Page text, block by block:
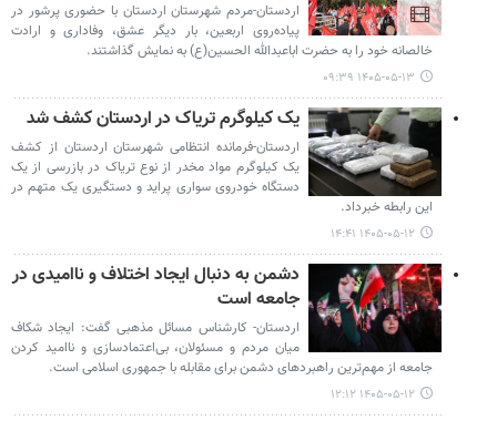
اردستان-مردم شهرستان اردستان با حضوری پرشور در
پیاده‌روی اربعین، بار دیگر عشق، وفاداری و ارادت
خالصانه خود را به حضرت اباعبدالله الحسین(ع) به نمایش گذاشتند.
۱۴۰۵-۰۵-۱۳ ۰۹:۳۹
یک کیلوگرم تریاک در اردستان کشف شد
اردستان-فرمانده انتظامی شهرستان اردستان از کشف
یک کیلوگرم مواد مخدر از نوع تریاک در بازرسی از یک
دستگاه خودروی سواری پراید و دستگیری یک متهم در
این رابطه خبرداد.
۱۴۰۵-۰۵-۱۲ ۱۴:۴۱
دشمن به دنبال ایجاد اختلاف و ناامیدی در
جامعه است
اردستان- کارشناس مسائل مذهبی گفت: ایجاد شکاف
میان مردم و مسئولان، بی‌اعتمادسازی و ناامید کردن
جامعه از مهم‌ترین راهبردهای دشمن برای مقابله با جمهوری اسلامی است.
۱۴۰۵-۰۵-۱۲ ۱۲:۱۲